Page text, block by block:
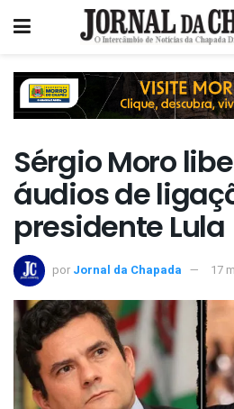
Sérgio Moro
áudios de
presidente Lula
por Jornal da Chapada 17